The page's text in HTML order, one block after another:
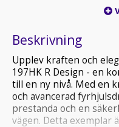
Beskrivning
Upplev kraften och
197HK R Design - en
till en ny nivå. Med en
och avancerad
prestanda och en
vägen. Detta exemplar